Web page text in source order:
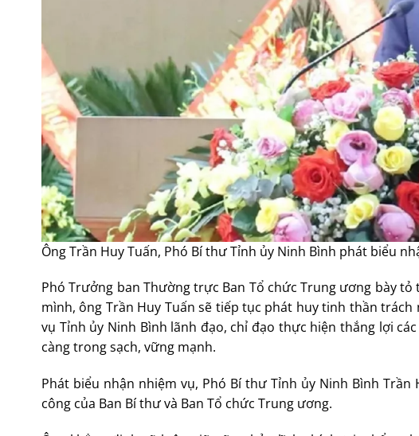
Ông Trần Huy Tuấn, Phó Bí thư Tỉnh ủy Ninh Bình phát biểu
Phó Trưởng ban Thường trực Ban Tổ chức Trung ương bày
mình, ông Trần Huy Tuấn sẽ tiếp tục phát huy tinh thần
vụ Tỉnh ủy Ninh Bình lãnh đạo, chỉ đạo thực hiện thắng lợi
càng trong sạch, vững mạnh.
Phát biểu nhận nhiệm vụ, Phó Bí thư Tỉnh ủy Ninh Bình
công của Ban Bí thư và Ban Tổ chức Trung ương.